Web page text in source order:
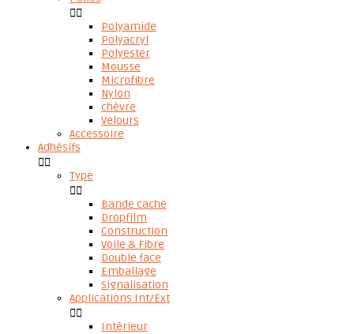

Polyamide
Polyacryl
Polyester
Mousse
Microfibre
Nylon
chèvre
Velours
Accessoire
Adhésifs

Type

Bande cache
Dropfilm
Construction
Voile & Fibre
Double face
Emballage
Signalisation
Applications Int/Ext

Intérieur